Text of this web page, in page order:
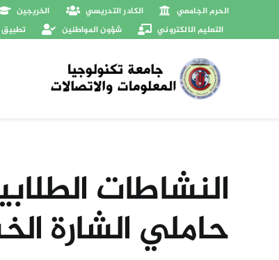
الحرم الجامعي الكادر التدريسي الخريجين
التعليم الالكتروني
شؤون المواطنين تطبيق
النشاطات
حاملي الشارة